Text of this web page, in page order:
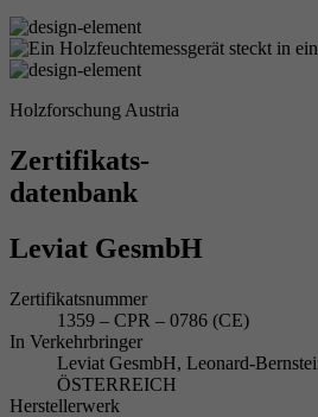
Holzforschung Austria
Zertifikats-
datenbank
Leviat GesmbH
Zertifikatsnummer
1359 – CPR – 0786 (CE)
In Verkehrbringer
Leviat GesmbH, Leonard-
ÖSTERREICH
Herstellerwerk